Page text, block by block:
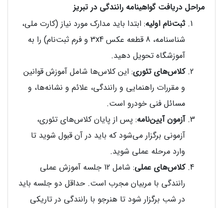
مراحل دریافت گواهینامه رانندگی در تبریز
ثبت‌نام اولیه: ابتدا باید مدارک مورد نیاز (کارت ملی،
شناسنامه، 8 قطعه عکس 3x4 و فرم ثبت‌نام) را به
آموزشگاه تحویل دهید.
کلاس‌های تئوری: این کلاس‌ها شامل آموزش قوانین
و مقررات راهنمایی و رانندگی، علائم و نشانه‌ها، و
مسائل فنی خودرو است.
آزمون آیین‌نامه: پس از پایان کلاس‌های تئوری،
آزمونی برگزار می‌شود که باید در آن قبول شوید تا
وارد مرحله عملی شوید.
کلاس‌های عملی
: شامل 12 جلسه آموزش عملی
رانندگی با مربیان مجرب است. حداقل دو جلسه باید
در شب برگزار شود تا هنرجو با رانندگی در تاریکی